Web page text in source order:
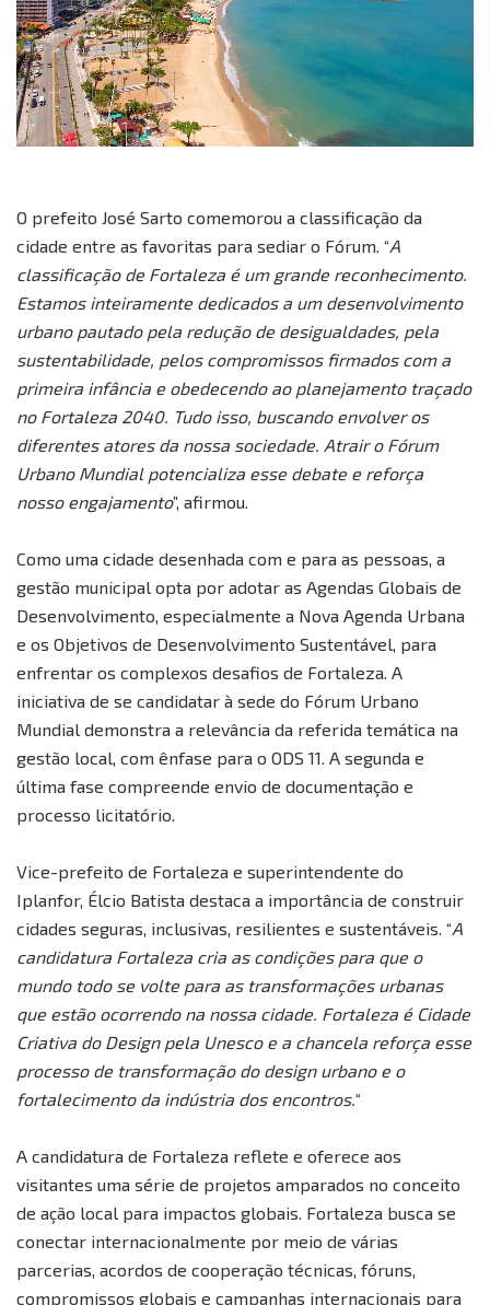
O prefeito José Sarto comemorou a classificação da
cidade entre as favoritas para sediar o Fórum. “A
classificação de Fortaleza é um grande reconhecimento.
Estamos inteiramente dedicados a um desenvolvimento
urbano pautado pela redução de desigualdades, pela
sustentabilidade, pelos compromissos firmados com a
primeira infância e obedecendo ao planejamento traçado
no Fortaleza 2040. Tudo isso, buscando envolver os
diferentes atores da nossa sociedade. Atrair o Fórum
Urbano Mundial potencializa esse debate e reforça
nosso engajamento”, afirmou.
Como uma cidade desenhada com e para as pessoas, a
gestão municipal opta por adotar as Agendas Globais de
Desenvolvimento, especialmente a Nova Agenda Urbana
e os Objetivos de Desenvolvimento Sustentável, para
enfrentar os complexos desafios de Fortaleza. A
iniciativa de se candidatar à sede do Fórum Urbano
Mundial demonstra a relevância da referida temática na
gestão local, com ênfase para o ODS 11. A segunda e
última fase compreende envio de documentação e
processo licitatório.
Vice-prefeito de Fortaleza e superintendente do
Iplanfor, Élcio Batista destaca a importância de construir
cidades seguras, inclusivas, resilientes e sustentáveis. “A
candidatura Fortaleza cria as condições para que o
mundo todo se volte para as transformações urbanas
que estão ocorrendo na nossa cidade. Fortaleza é Cidade
Criativa do Design pela Unesco e a chancela reforça esse
processo de transformação do design urbano e o
fortalecimento da indústria dos encontros.“
A candidatura de Fortaleza reflete e oferece aos
visitantes uma série de projetos amparados no conceito
de ação local para impactos globais. Fortaleza busca se
conectar internacionalmente por meio de várias
parcerias, acordos de cooperação técnicas, fóruns,
compromissos globais e campanhas internacionais para